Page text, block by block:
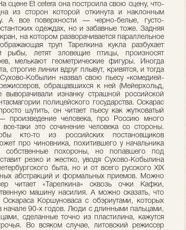
сцене Et cetera она построила свою сцену, что-
из сторон которой откинута и наклонным
А все поверхности — черно-белые, густо-
одеждах, но и забавные тоже. Задняя
на котором разворачивается параллельное
труп Тарелкина кукла разбухает
летят зловещие птицы, произносят
мелькают геометрические фигуры. Иногда
строгие линии вдруг плывут, кривятся, и тогда
Кобылин назвал свою пьесу «комедией-
обращавшихся к ней (Мейерхольд,
выворачивали изнанку страшной российской
полицейского государства. Оскарас
шутить, он читает пьесу как жутковатый
произведение человека, про Россию много
таки это сочинение человека со стороны.
кто-то из российских постановщиков
про чиновника, похитившего у начальника
собственные похороны, но попавшего под
резко и жестко, уводя Сухово-Кобылина
быта, но и от всего русского XIX
абстракций и формальных приемов. Можно
читает «Тарелкина» сквозь очки Кафки,
машину насилия. А можно сказать, что
Коршуноваса с обэриутами, которых
начале 90-х годов. Люди с длинными пальцами,
сделанные точно из пластилина, кажутся
Во всяком случае, литовский режиссер